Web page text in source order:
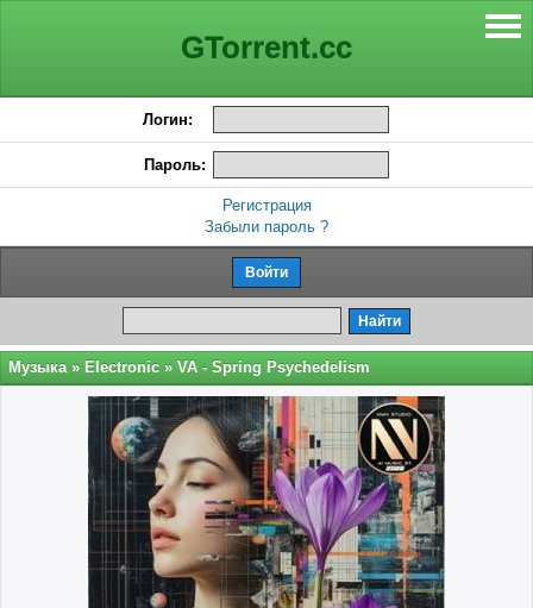
GTorrent.cc
Логин:
Пароль:
Регистрация
Забыли пароль ?
Музыка » Electronic » VA - Spring Psychedelism